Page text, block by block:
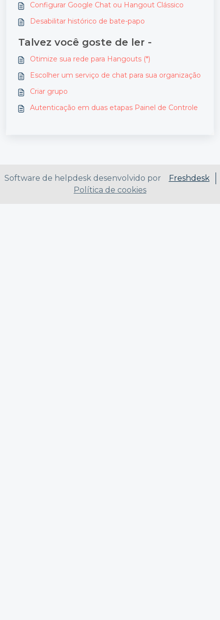
Configurar Google Chat ou Hangout Clássico
Desabilitar histórico de bate-papo
Talvez você goste de ler -
Otimize sua rede para Hangouts (*)
Escolher um serviço de chat para sua organização
Criar grupo
Autenticação em duas etapas Painel de Controle
Software de helpdesk desenvolvido por
Freshdesk
Política de cookies